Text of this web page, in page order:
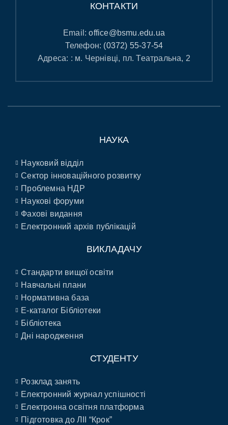
КОНТАКТИ
Email:office@bsmu.edu.ua
Телефон: (0372) 55-37-54
Адреса: : м. Чернівці, пл. Театральна, 2
НАУКА
Науковий відділ
Сектор інноваційного розвитку
Проблемна НДР
Наукові форуми
Фахові видання
Електронний архів публікацій
ВИКЛАДАЧУ
Стандарти вищої освіти
Навчальні плани
Нормативна база
E-каталог Бібліотеки
Бібліотека
Дні народження
СТУДЕНТУ
Розклад занять
Електронний журнал успішності
Електронна освітня платформа
Підготовка до ЛІІ “Крок”